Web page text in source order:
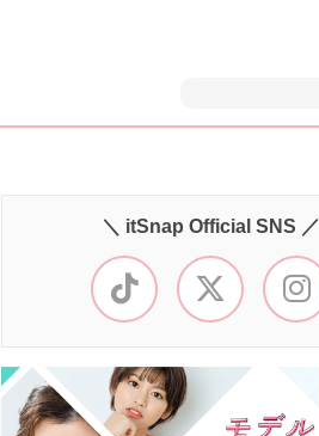
＼ itSnap Official SNS ／